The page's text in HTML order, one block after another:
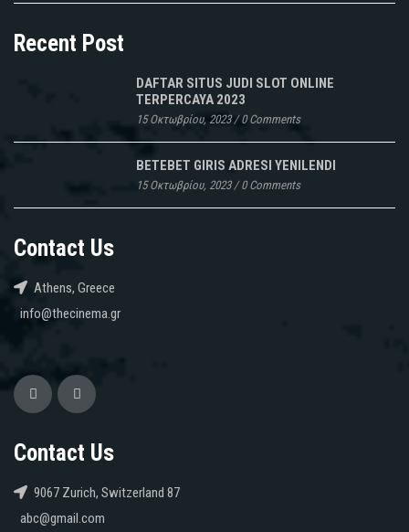
Recent Post
DAFTAR SITUS JUDI SLOT ONLINE
TERPERCAYA 2023
15 Οκτωβρίου, 2023/0 Comments
BETEBET GIRIS ADRESI YENILENDI
15 Οκτωβρίου, 2023/0 Comments
Contact Us
Athens, Greece
info@thecinema.gr
Contact Us
9067 Zurich, Switzerland 87
abc@gmail.com